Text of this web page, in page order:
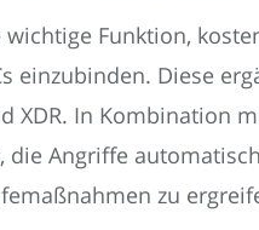
Funktion,
einzubinden. Diese
XDR. In Kombination
die Angriffe
zu